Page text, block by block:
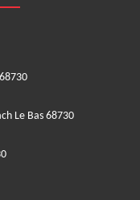
Le Bas 68730